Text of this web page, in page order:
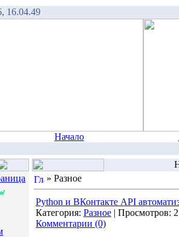
16.04.49
Начало
» Разное
Python и ВКонтакте API
Категория: Разное | Просмотров:
Комментарии (0)